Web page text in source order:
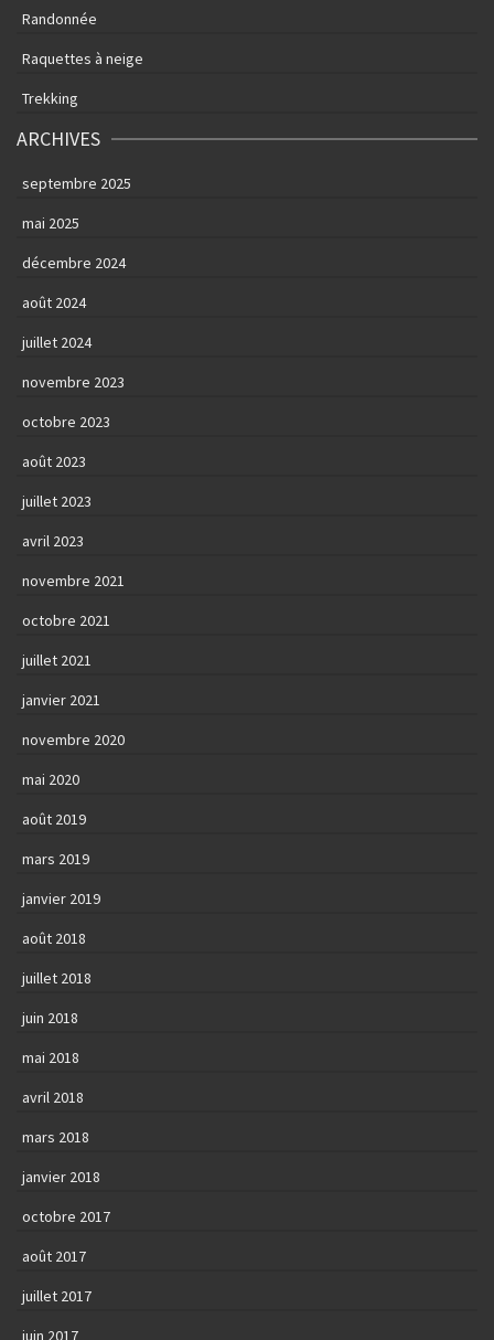
Randonnée
Raquettes à neige
Trekking
ARCHIVES
septembre 2025
mai 2025
décembre 2024
août 2024
juillet 2024
novembre 2023
octobre 2023
août 2023
juillet 2023
avril 2023
novembre 2021
octobre 2021
juillet 2021
janvier 2021
novembre 2020
mai 2020
août 2019
mars 2019
janvier 2019
août 2018
juillet 2018
juin 2018
mai 2018
avril 2018
mars 2018
janvier 2018
octobre 2017
août 2017
juillet 2017
juin 2017